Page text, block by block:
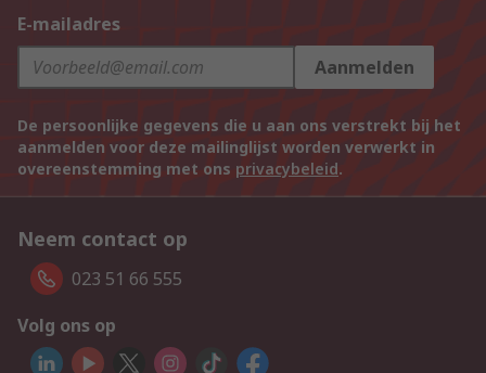
E-mailadres
Aanmelden
De persoonlijke gegevens die u aan ons verstrekt bij het
aanmelden voor deze mailinglijst worden verwerkt in
overeenstemming met ons privacybeleid.
Neem contact op
023 51 66 555
Volg ons op